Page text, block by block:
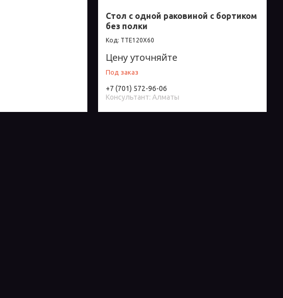
Стол с одной раковиной с бортиком
без полки
TTE120X60
Цену уточняйте
Под заказ
+7 (701) 572-96-06
Консультант: Алматы